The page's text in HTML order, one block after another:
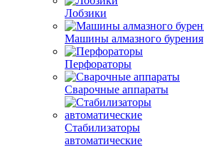
Лобзики
Машины алмазного бурения
Перфораторы
Сварочные аппараты
Стабилизаторы
автоматические